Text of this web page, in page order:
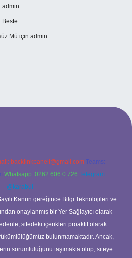
admin
Beste
Mü için admin
backlinkpaneli@gmail.com Teams:
Whatsapp: 0262 606 0 726 Telegram:
@karabul
Kanun gereğince Bilgi Teknolojileri ve
onaylanmış bir Yer Sağlayıcı olarak
sitedeki içerikleri proaktif olarak
bulunmamaktadır. Ancak,
sorumluluğunu taşımakta olup, siteye